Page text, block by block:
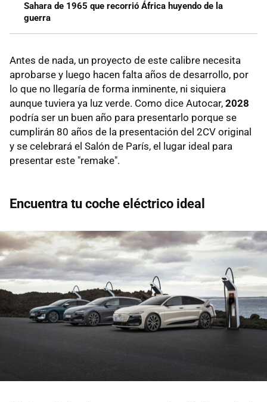
Sahara de 1965 que recorrió África huyendo de la
guerra
Antes de nada, un proyecto de este calibre necesita
aprobarse y luego hacen falta años de desarrollo, por
lo que no llegaría de forma inminente, ni siquiera
aunque tuviera ya luz verde. Como dice Autocar, 2028
podría ser un buen año para presentarlo porque se
cumplirán 80 años de la presentación del 2CV original
y se celebrará el Salón de París, el lugar ideal para
presentar este "remake".
Encuentra tu coche eléctrico ideal